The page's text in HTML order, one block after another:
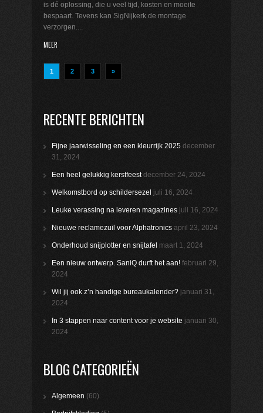
is dé oplossing, die u veel tijd, kosten en moeite
bespaart. Tevens kan SigNijkerk de montage
verzorgen....
MEER
1 2 3 »
RECENTE BERICHTEN
Fijne jaarwisseling en een kleurrijk 2025 december
31, 2024
Een heel gelukkig kerstfeest december 24, 2024
Welkomstbord op schildersezel juli 16, 2024
Leuke verassing na leveren magazines juli 16, 2024
Nieuwe reclamezuil voor Alphatronics april 23, 2024
Onderhoud snijplotter en snijtafel maart 1, 2024
Een nieuw ontwerp. SaniQ durft het aan! februari 29,
2024
Wil jij ook z’n handige bureaukalender? januari 31,
2024
In 3 stappen naar content voor je website januari 30,
2024
BLOG CATEGORIEËN
Algemeen (60)